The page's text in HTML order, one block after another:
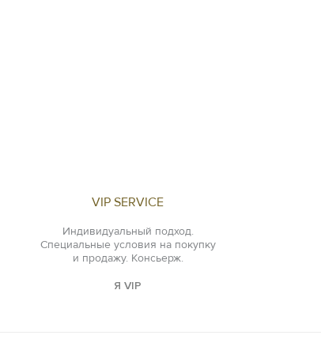
VIP SERVICE
Индивидуальный подход.
Специальные условия на покупку
и продажу. Консьерж.
Я VIP